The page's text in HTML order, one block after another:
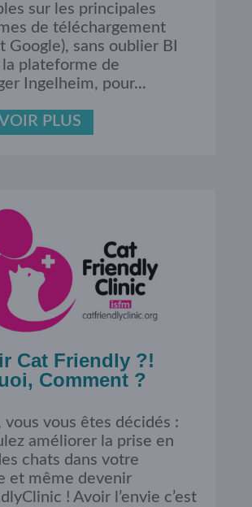
sur les principales
de téléchargement
Google), sans oublier BI
plateforme de
Ingelheim, pour...
PLUS
Cat Friendly ?!
Comment ?
vous vous êtes décidés :
améliorer la prise en
chats dans votre
et même devenir
! Avoir l’envie c’est